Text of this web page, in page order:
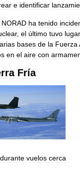
e identificar
NORAD ha tenido
, el último tuvo lugar
bases de la Fuerza
en el aire con
Fría
durante vuelos cerca